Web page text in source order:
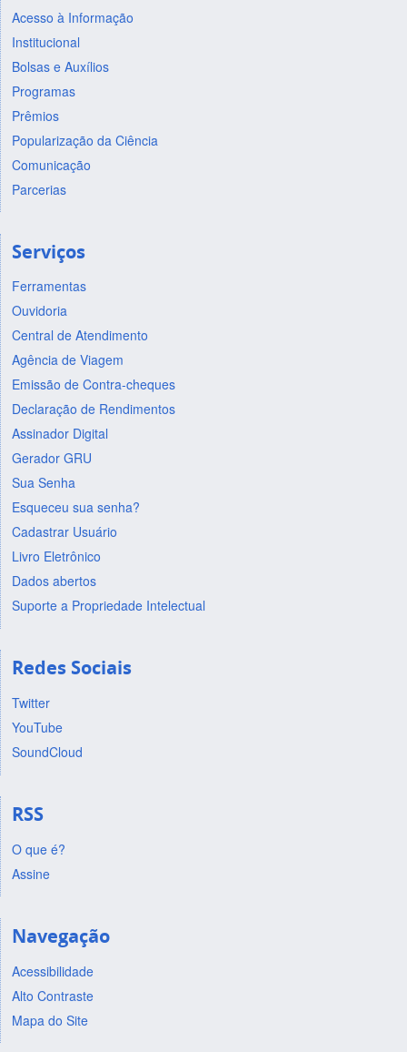
Acesso à Informação
Institucional
Bolsas e Auxílios
Programas
Prêmios
Popularização da Ciência
Comunicação
Parcerias
Serviços
Ferramentas
Ouvidoria
Central de Atendimento
Agência de Viagem
Emissão de Contra-cheques
Declaração de Rendimentos
Assinador Digital
Gerador GRU
Sua Senha
Esqueceu sua senha?
Cadastrar Usuário
Livro Eletrônico
Dados abertos
Suporte a Propriedade Intelectual
Redes Sociais
Twitter
YouTube
SoundCloud
RSS
O que é?
Assine
Navegação
Acessibilidade
Alto Contraste
Mapa do Site